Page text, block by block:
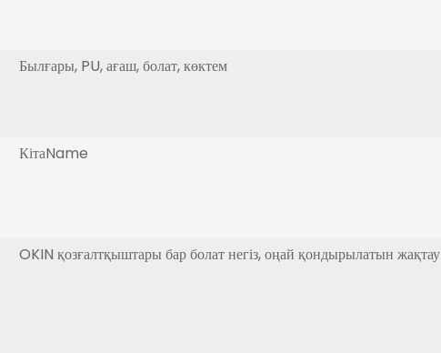
Былғары, PU, ​​ағаш, болат, көктем
КітаName
OKIN қозғалтқыштары бар болат негіз, оңай қондырылатын жақтау